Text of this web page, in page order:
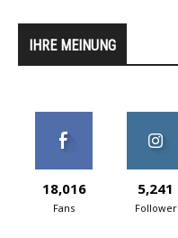
IHRE MEINUNG
18,016
Fans
5,241
Follower